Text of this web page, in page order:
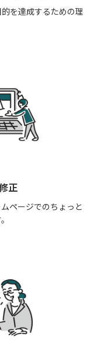
を達成するための理
正
ページでのちょっと